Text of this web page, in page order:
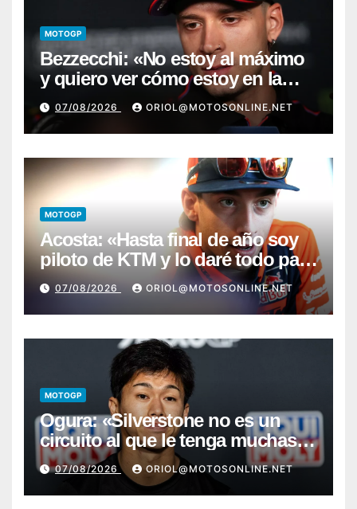
MOTOGP
Bezzecchi: «No estoy al máximo
y quiero ver cómo estoy en la
moto; desde Aragón será una
guerra»
07/08/2026 ORIOL@MOTOSONLINE.NET
MOTOGP
Acosta: «Hasta final de año soy
piloto de KTM y lo daré todo para
conseguir mi primera victoria»
07/08/2026 ORIOL@MOTOSONLINE.NET
MOTOGP
Ogura: «Silverstone no es un
circuito al que le tenga muchas
ganas»
07/08/2026 ORIOL@MOTOSONLINE.NET